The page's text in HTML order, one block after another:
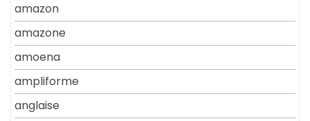
amazon
amazone
amoena
ampliforme
anglaise